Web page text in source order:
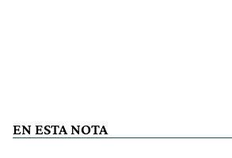
EN ESTA NOTA